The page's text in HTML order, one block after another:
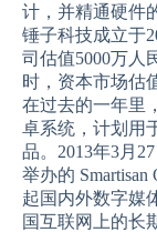
计，并精通硬件
锤子科技成立于
司估值5000万人
时，资本市场估
在过去的一年里
卓系统，计划用
品。2013年3月
举办的 Smartisan
起国内外数字媒
国互联网上的长